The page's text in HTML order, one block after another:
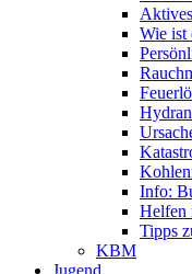
Wie ist
Info:
Helfen
Tipps
KBM
Jugend